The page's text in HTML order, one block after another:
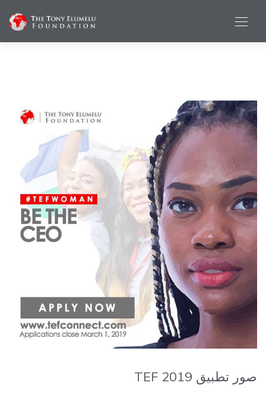
صور تطبيق TEF 2019